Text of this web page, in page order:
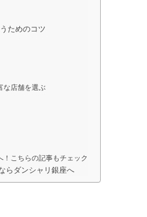
ためのコツ
な店舗を選ぶ
！こちらの記事もチェック
らダンシャリ銀座へ